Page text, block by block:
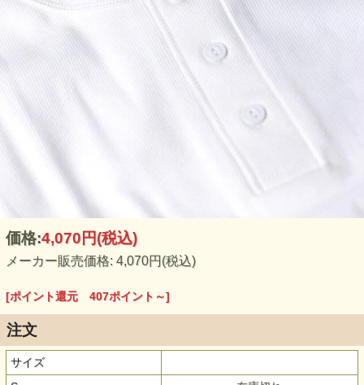
価格:4,070円(税込)
メーカー販売価格: 4,070円(税込)
[ポイント還元 407ポイント～]
注文
サイズ